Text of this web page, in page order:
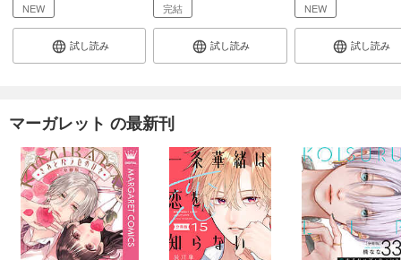
NEW
試し読み
完結
試し読み
NEW
試し読み
マーガレット の最新刊